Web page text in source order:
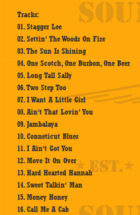
Tracks:
01. Stagger Lee
02. Settin‘ The Woods On Fire
03. The Sun Is Shining
04. One Scotch, One Burbon, One Beer
05. Long Tall Sally
06. Two Step Too
07. I Want A Little Girl
08. Ain‘t That Lovin‘ You
09. Jambalaya
10. Conneticut Blues
11. I Ain‘t Got You
12. Move It On Over
13. Hard Hearted Hannah
14. Sweet Talkin‘ Man
15. Money Honey
16. Call Me A Cab